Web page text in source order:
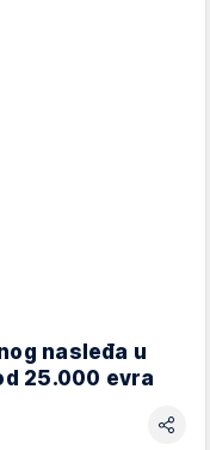
nasleđa u
25.000 evra